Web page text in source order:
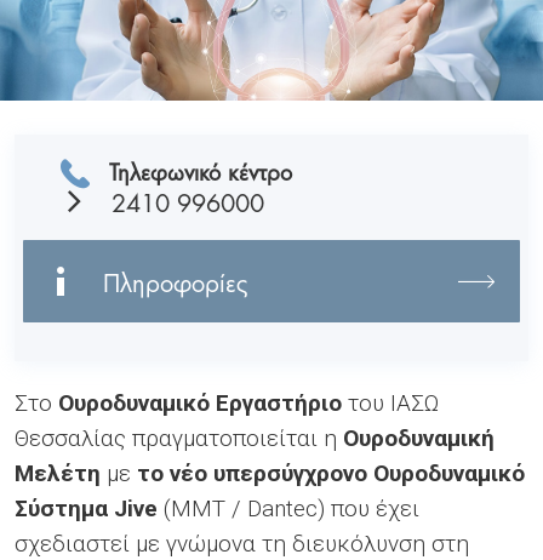
Τηλεφωνικό κέντρο
2410 996000
Πληροφορίες
Στο Ουροδυναμικό Εργαστήριο του ΙΑΣΩ
Θεσσαλίας πραγματοποιείται η Ουροδυναμική
Μελέτη με το νέο υπερσύγχρονο Ουροδυναμικό
Σύστημα Jive (ΜΜΤ / Dantec) που έχει
σχεδιαστεί με γνώμονα τη διευκόλυνση στη